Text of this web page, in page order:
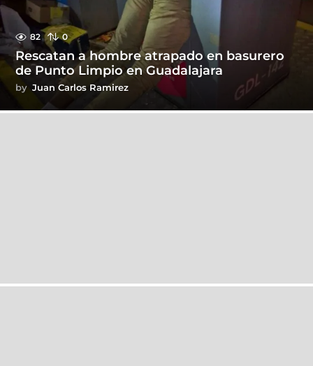
82 0
Rescatan a hombre atrapado en basurero
de Punto Limpio en Guadalajara
by Juan Carlos Ramirez